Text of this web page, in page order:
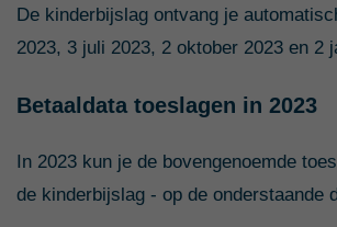
De kinderbijslag ontvang je
2023, 3 juli 2023, 2 oktober 2023 en 2
Betaaldata toeslagen in 2023
In 2023 kun je de bovengenoemde
de kinderbijslag - op de onderstaande